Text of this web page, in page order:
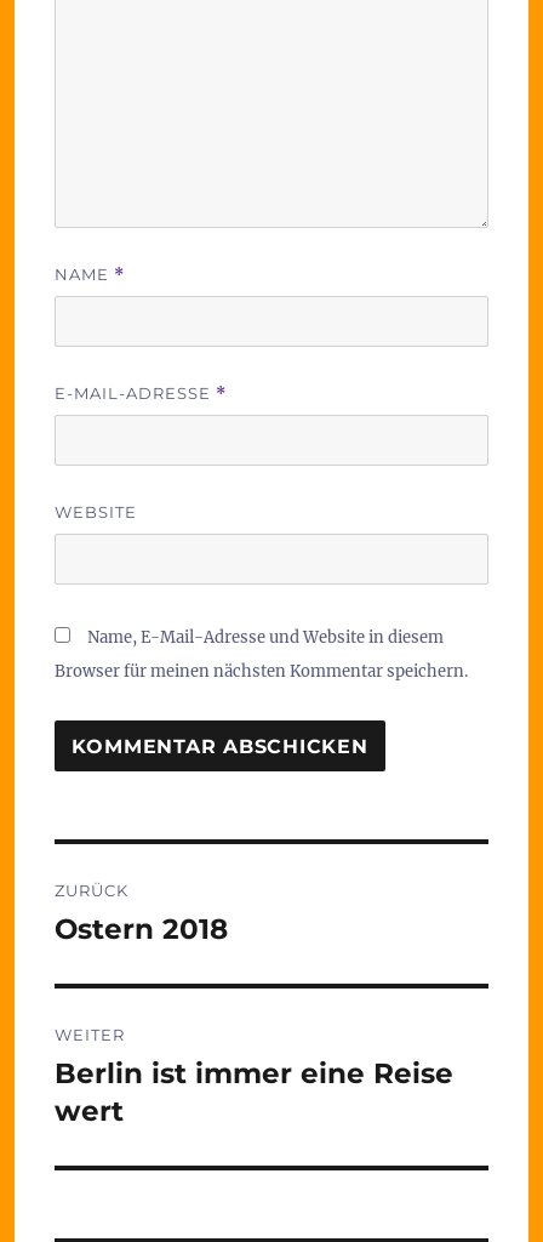
NAME *
E-MAIL-ADRESSE *
WEBSITE
Name, E-Mail-Adresse und Website in diesem
Browser für meinen nächsten Kommentar speichern.
ZURÜCK
Vorheriger
Ostern 2018
WEITER
Nächster
Beitrag:
Berlin ist immer eine Reise
wert